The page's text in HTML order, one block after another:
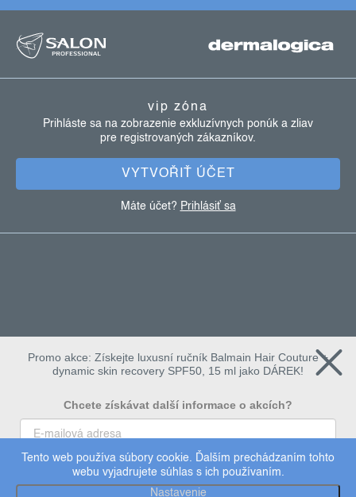
Tento web používa súbory cookie. Ďalším prechádzaním tohto
webu vyjadrujete súhlas s ich používaním.
Nastavenie
vip zóna
Prihláste sa na zobrazenie exkluzívnych ponúk a zliav
pre registrovaných zákazníkov.
VYTVOŘIŤ ÚČET
Máte účet? Prihlásiť sa
Copyright 2026dermalogica. Všetky práva vyhradené.
Promo akce: Získejte luxusní ručník Balmain Hair Couture +
dynamic skin recovery SPF50, 15 ml jako DÁREK!
Chcete získávat další informace o akcích?
To chci